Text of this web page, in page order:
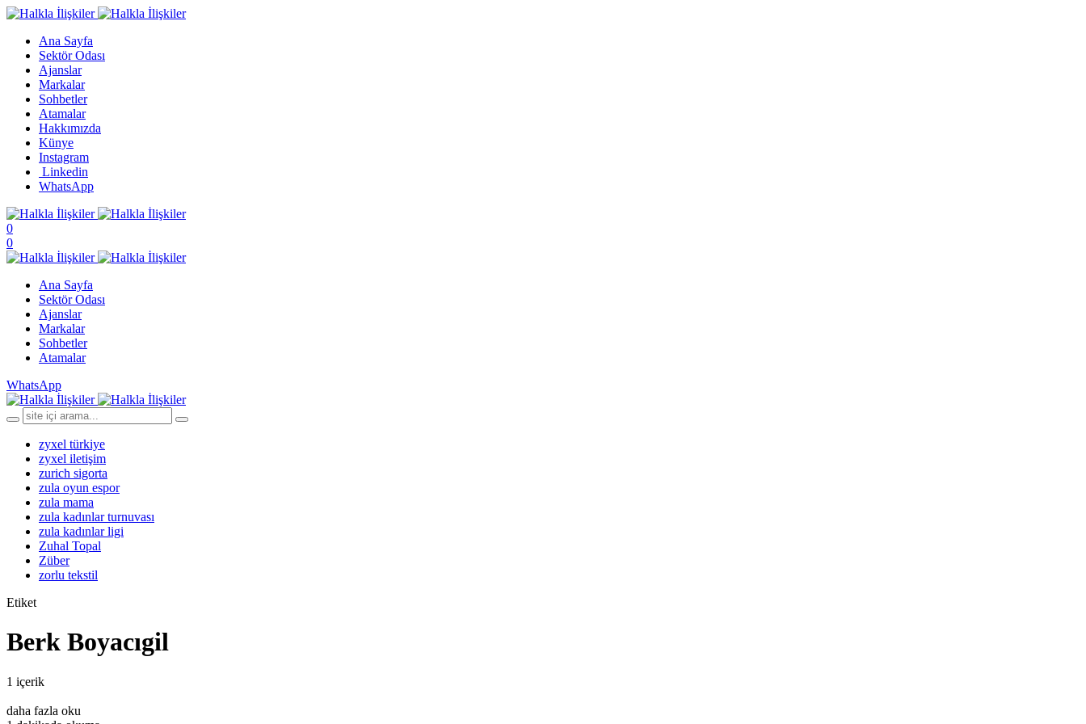
Ana Sayfa
Sektör Odası
Ajanslar
Markalar
Sohbetler
Atamalar
Hakkımızda
Künye
Instagram
Linkedin
WhatsApp
0
0
Ana Sayfa
Sektör Odası
Ajanslar
Markalar
Sohbetler
Atamalar
WhatsApp
zyxel türkiye
zyxel iletişim
zurich sigorta
zula oyun espor
zula mama
zula kadınlar turnuvası
zula kadınlar ligi
Zuhal Topal
Züber
zorlu tekstil
Etiket
Berk Boyacıgil
1 içerik
daha fazla oku